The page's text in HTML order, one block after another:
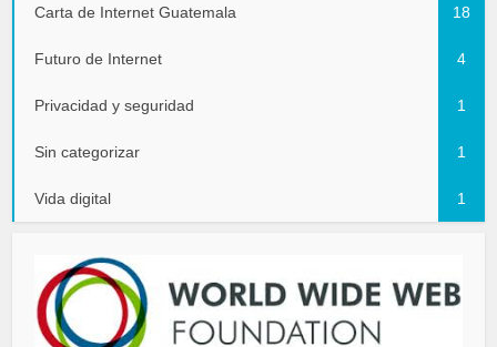
Carta de Internet Guatemala 18
Futuro de Internet 4
Privacidad y seguridad 1
Sin categorizar 1
Vida digital 1